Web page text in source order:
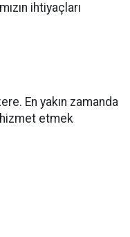
ihtiyaçları
En yakın zamanda
hizmet etmek